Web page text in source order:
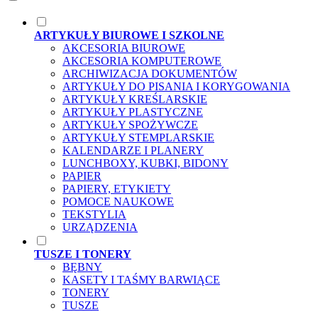
ARTYKUŁY BIUROWE I SZKOLNE
AKCESORIA BIUROWE
AKCESORIA KOMPUTEROWE
ARCHIWIZACJA DOKUMENTÓW
ARTYKUŁY DO PISANIA I KORYGOWANIA
ARTYKUŁY KREŚLARSKIE
ARTYKUŁY PLASTYCZNE
ARTYKUŁY SPOŻYWCZE
ARTYKUŁY STEMPLARSKIE
KALENDARZE I PLANERY
LUNCHBOXY, KUBKI, BIDONY
PAPIER
PAPIERY, ETYKIETY
POMOCE NAUKOWE
TEKSTYLIA
URZĄDZENIA
TUSZE I TONERY
BĘBNY
KASETY I TAŚMY BARWIĄCE
TONERY
TUSZE